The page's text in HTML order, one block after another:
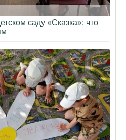
саду «Сказка»: что